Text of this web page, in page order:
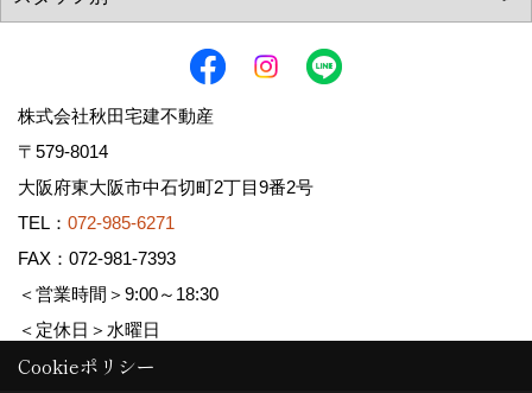
株式会社秋田宅建不動産
〒579-8014
大阪府東大阪市中石切町2丁目9番2号
TEL： 072-985-6271
FAX：072-981-7393
＜営業時間＞9:00～18:30
＜定休日＞水曜日
Cookieポリシー